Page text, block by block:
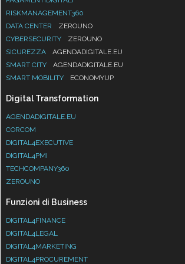
RISKMANAGEMENT360
DATA CENTER
ZEROUNO
CYBERSECURITY
ZEROUNO
SICUREZZA
AGENDADIGITALE.EU
SMART CITY
AGENDADIGITALE.EU
SMART MOBILITY
ECONOMYUP
Digital Transformation
AGENDADIGITALE.EU
CORCOM
DIGITAL4EXECUTIVE
DIGITAL4PMI
TECHCOMPANY360
ZEROUNO
Funzioni di Business
DIGITAL4FINANCE
DIGITAL4LEGAL
DIGITAL4MARKETING
DIGITAL4PROCUREMENT